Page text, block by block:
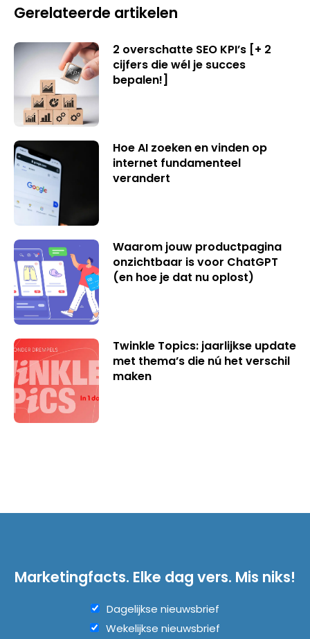
Gerelateerde artikelen
2 overschatte SEO KPI’s [+ 2
cijfers die wél je succes
bepalen!]
Hoe AI zoeken en vinden op
internet fundamenteel
verandert
Waarom jouw productpagina
onzichtbaar is voor ChatGPT
(en hoe je dat nu oplost)
Twinkle Topics: jaarlijkse update
met thema’s die nú het verschil
maken
Marketingfacts. Elke dag vers. Mis niks!
Dagelijkse nieuwsbrief
Wekelijkse nieuwsbrief